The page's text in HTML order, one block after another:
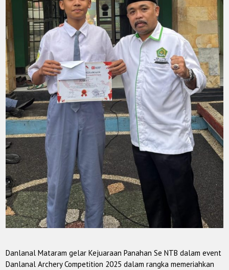
Danlanal Mataram gelar Kejuaraan Panahan Se NTB dalam event
Danlanal Archery Competition 2025 dalam rangka memeriahkan